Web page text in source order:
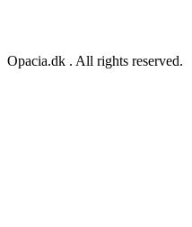
Opacia.dk . All rights reserved.